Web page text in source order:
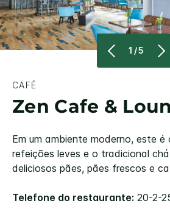
1/5
CAFÉ
Zen Cafe &
Em um ambiente moderno, este é
refeições leves e o tradicional
deliciosos pães, pães frescos e
Telefone do restaurante: 20-2-